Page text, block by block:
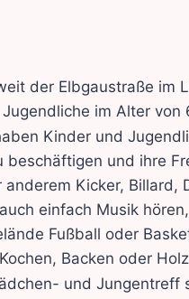
der Elbgaustraße im
im Alter von
Kinder und
beschäftigen und ihre
Kicker, Billard,
einfach Musik
Fußball oder
Backen oder
und Jungentreff